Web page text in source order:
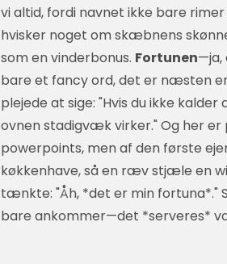
vi altid, fordi navnet ikke bare
hvisker noget om skæbnens
som en vinderbonus. Fortunen—ja,
bare et fancy ord, det er næsten
plejede at sige: "Hvis du ikke
ovnen stadigvæk virker." Og her
powerpoints, men af den første
køkkenhave, så en ræv stjæle en
tænkte: "Åh, *det er min fortuna*."
bare ankommer—det *serveres*